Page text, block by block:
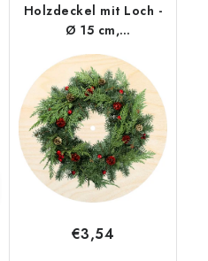
Holzdeckel mit Loch -
Ø 15 cm,
Tannenzapfen
€3,54